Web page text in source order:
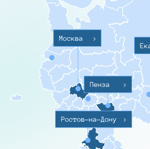
Москва >
Ростов-на-Дону >
Пенза >